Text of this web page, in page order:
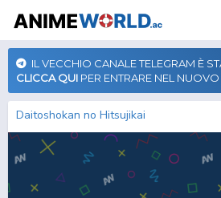
IL VECCHIO CANALE TELEGRAM È
CLICCA QUI PER ENTRARE NEL
Daitoshokan no Hitsujikai